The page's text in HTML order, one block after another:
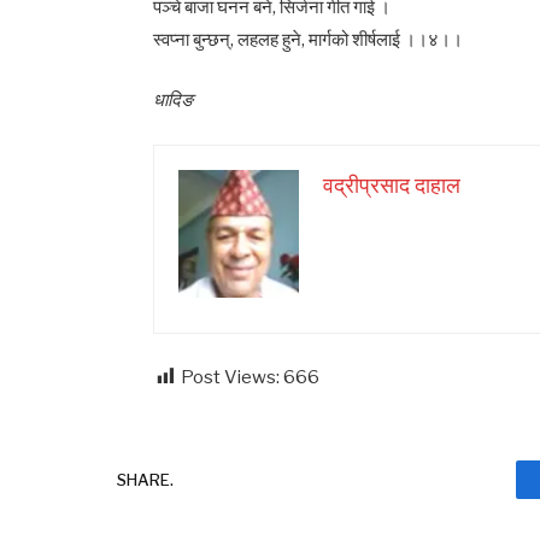
पञ्चे बाजा घनन बने, सिर्जना गीत गाई ।
स्वप्ना बुन्छन्, लहलह हुने, मार्गको शीर्षलाई ।।४।।
धादिङ
वद्रीप्रसाद दाहाल
Post Views: 666
SHARE.